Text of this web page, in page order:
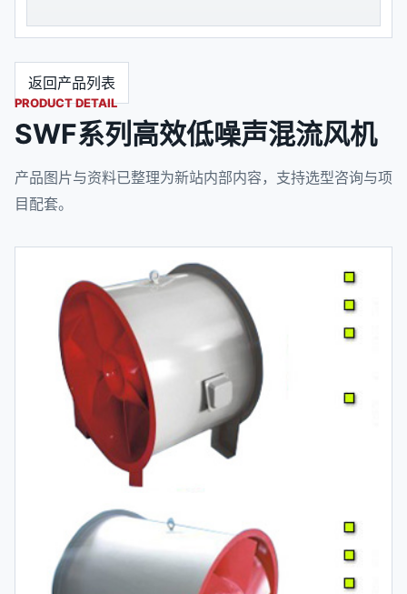
返回产品列表
PRODUCT DETAIL
SWF系列高效低噪声混流风机
产品图片与资料已整理为新站内部内容，支持选型咨询与项
目配套。